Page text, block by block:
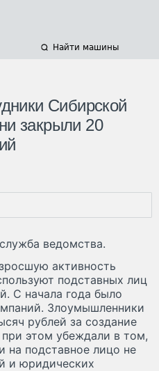
Найти машины
Сибирской
закрыли 20
ведомства.
активность
подставных лиц
С начала года было
Злоумышленники
рублей за создание
этом убеждали в том,
на подставное лицо не
и юридических